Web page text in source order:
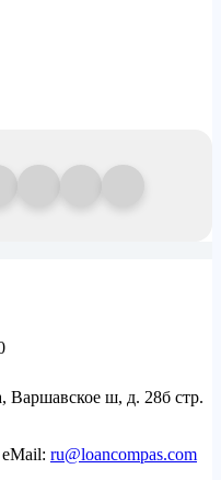
Варшавское ш, д. 28б стр.
ru@loancompas.com